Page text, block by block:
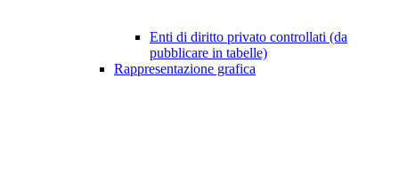
Enti di diritto privato controllati (da
pubblicare in tabelle)
Rappresentazione grafica